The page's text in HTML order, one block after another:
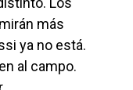
más
ya no está.
al campo.